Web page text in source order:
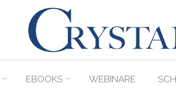
C
EBOOKS WEBINARE